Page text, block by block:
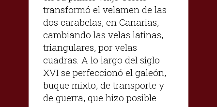
transformó el velamen de las
dos carabelas, en Canarias,
cambiando las velas latinas,
triangulares, por velas
cuadras. A lo largo del siglo
XVI se perfeccionó el galeón,
buque mixto, de transporte y
de guerra, que hizo posible